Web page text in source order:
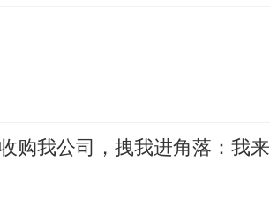
购我公司，拽我进角落：我来